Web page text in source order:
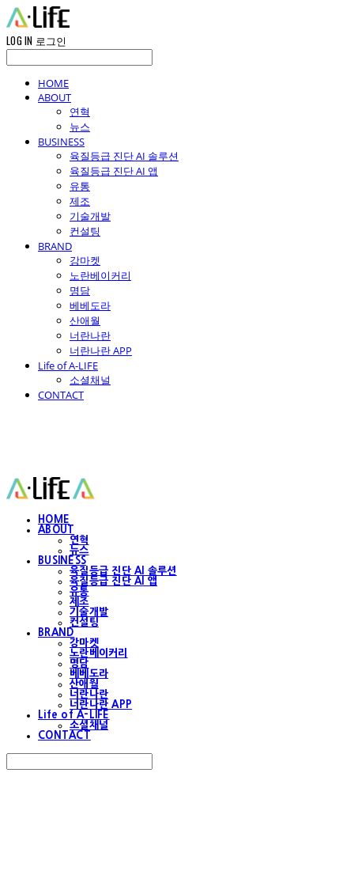
LOG IN 로그인
HOME
ABOUT
연혁
뉴스
BUSINESS
육질등급 진단 AI 솔루션
육질등급 진단 AI 앱
유통
제조
기술개발
컨설팅
BRAND
강마켓
노란베이커리
명담
베베도라
산애월
너란나란
너란나란 APP
Life of A-LIFE
소셜채널
CONTACT
HOME
ABOUT
연혁
뉴스
BUSINESS
육질등급 진단 AI 솔루션
육질등급 진단 AI 앱
유통
제조
기술개발
컨설팅
BRAND
강마켓
노란베이커리
명담
베베도라
산애월
너란나란
너란나란 APP
Life of A-LIFE
소셜채널
CONTACT